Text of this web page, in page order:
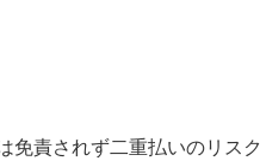
免責されず二重払いのリスク